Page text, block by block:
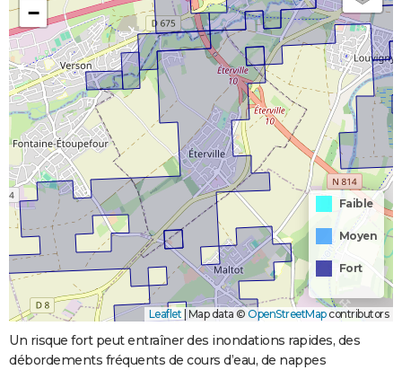
−
Faible
Moyen
Fort
Leaflet |Map data © OpenStreetMapcontributors
Un risque fort peut entraîner des inondations rapides, des
débordements fréquents de cours d’eau, de nappes